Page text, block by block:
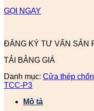
GỌI NGAY
ĐĂNG KÝ TƯ VẤN SẢN
TẢI BẢNG GIÁ
Danh mục: Cửa thép
TCC-P3
Mô tả